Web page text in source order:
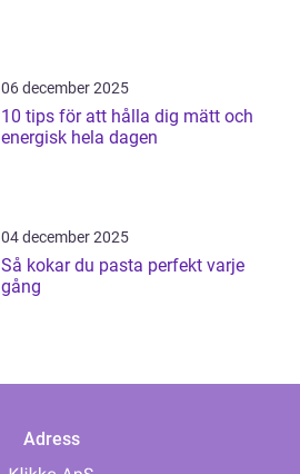
06 december 2025
10 tips för att hålla dig mätt och
energisk hela dagen
04 december 2025
Så kokar du pasta perfekt varje
gång
Adress